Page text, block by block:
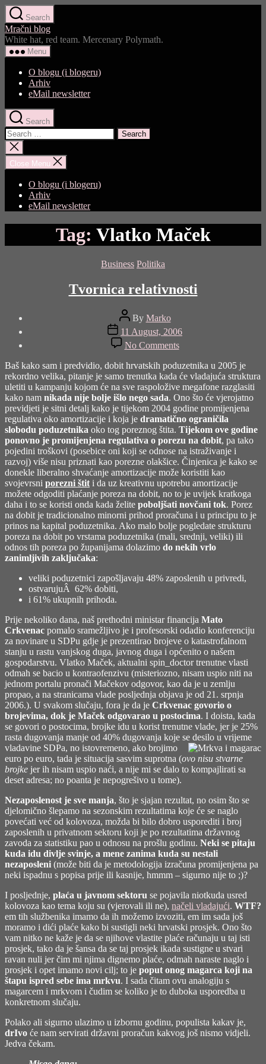
Skip
to
the
content
Search
Mračni blog
White hat, red team. Mercenary Polymath.
Menu
O blogu (i blogeru)
Arhiv
eMail newsletter
Search
Search
for:
Close
search
Close Menu
O blogu (i blogeru)
Arhiv
eMail newsletter
Tag: Vlatko Maček
Categories
Business Politika
Tvornica relativnosti
Post
author
By Marko
Post
date
11 August, 2006
No Commentson
Tvornica
relativnosti
Baš kako sam i predvidio, dobit hrvatskih poduzetnika u 2005 je
rekordno velika, pitanje je samo trenutka kada će vladajuća struktura
uletiti u kampanju kojom će na sve raspoložive megafone razglasiti
kako nam nikada nije bolje išlo nego sada. Ono što će vjerojatno
previdjeti je sitni detalj kako je tijekom 2004 godine promijenjena
regulativa oko amortizacije i koja je dramatično ograničila
slobodu poduzetnika oko tog poreznog štita. Tijekom ove godine
ponovno je promijenjena regulativa o porezu na dobit, pa tako
pojedini troškovi (posebice oni koji se odnose na istraživanje i
razvoj) više nisu priznati kao porezne olakšice. Činjenica je kako se
donekle liberalno shvaćanje amortizacije može koristiti kao
svojevrsni porezni štit i da uz kreativnu upotrebu amortizacije
možete odgoditi plaćanje poreza na dobit, no to je uvijek kratkoga
daha i to se koristi onda kada želite poboljšati novčani tok. Porez
na dobit je tradicionalno minorni prihod proračuna i u principu to je
prinos na kapital poduzetnika. Ako malo bolje pogledate strukturu
poreza na dobit po vrstama poduzetnika (mali, srednji, veliki) ili
odnos tih poreza po županijama dolazimo do nekih vrlo
zanimljivih zaključaka:
veliki poduzetnici zapošljavaju 48% zaposlenih u privredi,
ostvarujuÂ 62% dobiti,
i 61% ukupnih prihoda.
Prije nekoliko dana, naš prethodni ministar financija Mato
Crkvenac pomalo sramežljivo je i profesorski odadio konferenciju
za novinare u SDPu gdje je prezentirao brojeve o katastrofalnom
stanju u rastu vanjskog duga, javnog duga i općenito o našem
gospodarstvu. Vlatko Maček, aktualni spin_doctor trenutne vlasti
odmah se bacio u kontraofenzivu (misteriozno, nisam uspio niti na
jednom portalu pronači Mačekov odgovor, kao da je u zemlju
propao, a na stranicama vlade posljednja objava je od 21. srpnja
2006.). U svakom slučaju, fora je da je Crkvenac govorio o
brojevima, dok je Maček odgovarao u postocima. I doista, kada
se govori o postocima, brojke idu u korist trenutne vlade, jer je 25%
rasta dugovanja manje od 40% dugovanja koje se desilo u vrijeme
vladavine SDPa, no istovremeno, ako brojimo
euro po euro, tada je situacija sasvim suprotna (ovo nisu stvarne
brojke jer ih nisam uspio naći, a nije mi se dalo to kompajlirati sa
deset adresa; no poanta je nepogrešivo u tome).
Nezaposlenost je sve manja, što je sjajan rezultat, no osim što se
djelomično šlepamo na sezonskim rezultatima koje će se naglo
povećati već od kolovoza, možda bi bilo dobro usporediti i broj
zaposlenih u privatnom sektoru koji je po rezultatima državnog
zavoda za statistiku pao u odnosu na prošlu godinu. Neki se pitaju
kuda idu divlje svinje, a mene zanima kuda su nestali
nezaposleni (može biti da je metodologija izračuna promijenjena pa
neki ispadnu s popisa prije ili kasnije, hmmm – sigurno nije to ;)?
I posljednje, plaća u javnom sektoru se pojavila niotkuda usred
kolovoza kao tema koju su (vjerovali ili ne), načeli vladajući. WTF?
em tih službenika imamo da ih možemo izvoziti, em im sada još
moramo i dići plaće kako bi sustigli neki hrvatski prosjek. Ono što
vam nitko ne kaže je da se njihove vlastite plaće računaju u taj isti
prosjek, tako da je šansa da se taj prosjek ikada sustigne u stvari
ravan nuli jer čim mi njima dignemo plaće, odmah naraste naglo i
prosjek i opet imamo novi cilj; to je poput onog magarca koji na
štapu ispred sebe ima mrkvu. I sada čitam ovu analogiju s
magarcem i mrkvom i čudim se koliko je to duboka usporedba u
konkretnom slučaju.
Polako ali sigurno ulazimo u izbornu godinu, populista kakav je,
drIvo će nam servirati državni proračun kakvog još nismo vidjeli.
Jedva čekam.